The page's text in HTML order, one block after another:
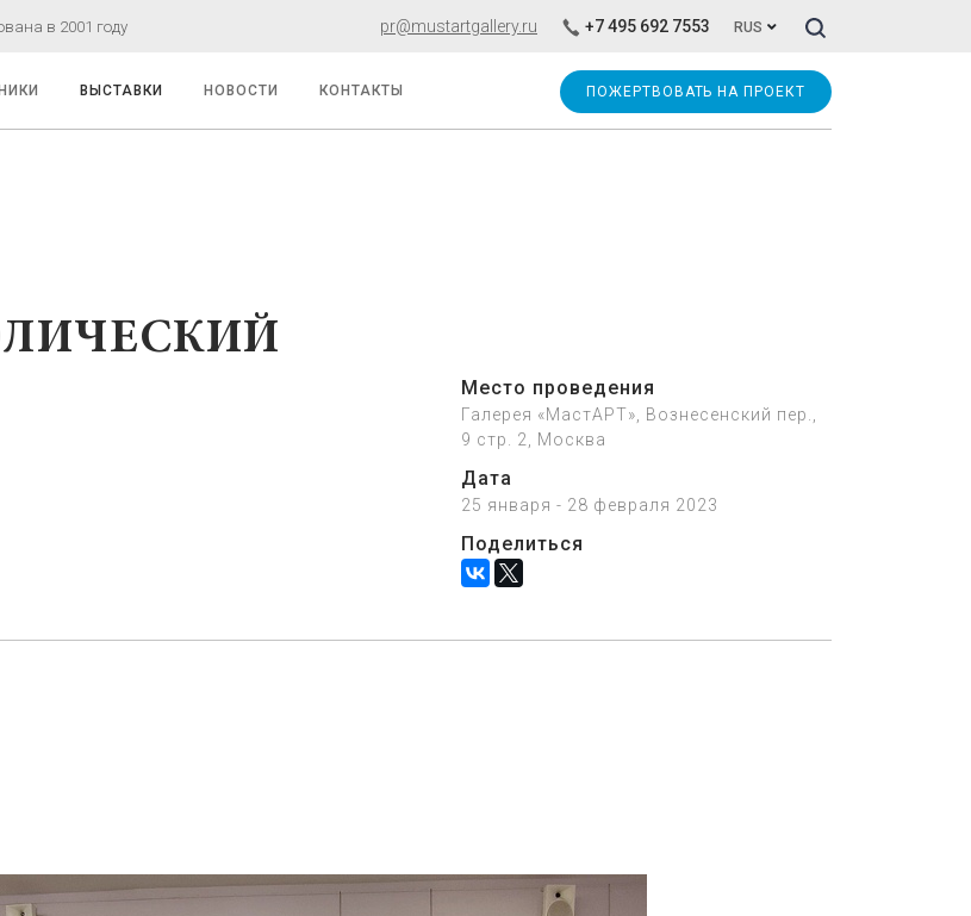
в 2001 году pr@mustartgallery.ru +7 495 692 7553 RUS Искать!
ВЫСТАВКИ НОВОСТИ КОНТАКТЫ ПОЖЕРТВОВАТЬ НА ПРОЕКТ
Место проведения
Галерея «МастАРТ», Вознесенский пер.,
9 стр. 2, Москва
Дата
25 января - 28 февраля 2023
Поделиться